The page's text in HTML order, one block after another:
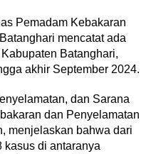
Pemadam Kebakaran
mencatat ada
Batanghari,
akhir September 2024.
dan Sarana
dan Penyelamatan
menjelaskan bahwa dari
kasus di antaranya